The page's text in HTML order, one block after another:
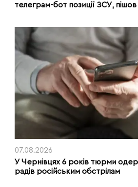
телеграм-бот позиції ЗСУ,
07.08.2026
У Чернівцях 6 років тюрми
радів російським обстрілам